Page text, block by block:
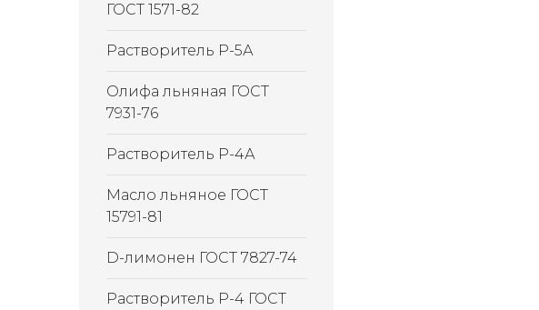
ГОСТ 1571-82
Растворитель Р-5А
Олифа льняная ГОСТ
7931-76
Растворитель Р-4А
Масло льняное ГОСТ
15791-81
D-лимонен ГОСТ 7827-74
Растворитель Р-4 ГОСТ